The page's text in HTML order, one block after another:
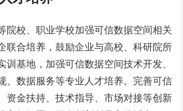
院校、职业学校加强可信数据空间相关
联合培养，鼓励企业与高校、科研院所
训基地，加强可信数据空间技术开发、
、数据服务等专业人才培养。完善可信
资金扶持、技术指导、市场对接等创新